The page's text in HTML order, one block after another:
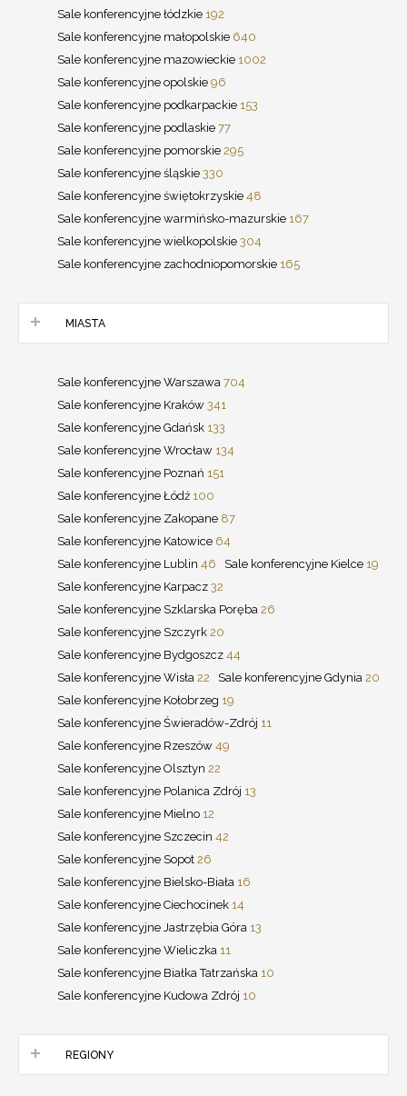
Sale konferencyjne łódzkie 192
Sale konferencyjne małopolskie 640
Sale konferencyjne mazowieckie 1002
Sale konferencyjne opolskie 96
Sale konferencyjne podkarpackie 153
Sale konferencyjne podlaskie 77
Sale konferencyjne pomorskie 295
Sale konferencyjne śląskie 330
Sale konferencyjne świętokrzyskie 48
Sale konferencyjne warmińsko-mazurskie 167
Sale konferencyjne wielkopolskie 304
Sale konferencyjne zachodniopomorskie 165
MIASTA
Sale konferencyjne Warszawa 704
Sale konferencyjne Kraków 341
Sale konferencyjne Gdańsk 133
Sale konferencyjne Wrocław 134
Sale konferencyjne Poznań 151
Sale konferencyjne Łódź 100
Sale konferencyjne Zakopane 87
Sale konferencyjne Katowice 64
Sale konferencyjne Lublin 46 Sale konferencyjne Kielce 19
Sale konferencyjne Karpacz 32
Sale konferencyjne Szklarska Poręba 26
Sale konferencyjne Szczyrk 20
Sale konferencyjne Bydgoszcz 44
Sale konferencyjne Wisła 22 Sale konferencyjne Gdynia 20
Sale konferencyjne Kołobrzeg 19
Sale konferencyjne Świeradów-Zdrój 11
Sale konferencyjne Rzeszów 49
Sale konferencyjne Olsztyn 22
Sale konferencyjne Polanica Zdrój 13
Sale konferencyjne Mielno 12
Sale konferencyjne Szczecin 42
Sale konferencyjne Sopot 26
Sale konferencyjne Bielsko-Biała 16
Sale konferencyjne Ciechocinek 14
Sale konferencyjne Jastrzębia Góra 13
Sale konferencyjne Wieliczka 11
Sale konferencyjne Białka Tatrzańska 10
Sale konferencyjne Kudowa Zdrój 10
REGIONY